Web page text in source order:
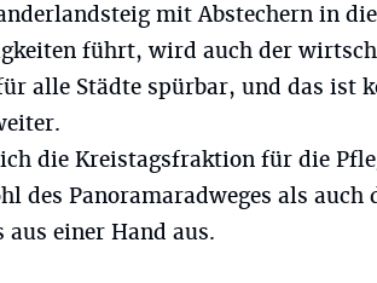
mit Abstechern in
führt, wird auch der
alle Städte spürbar, und das ist
die Kreistagsfraktion für die
des Panoramaradweges als auch
aus einer Hand aus.